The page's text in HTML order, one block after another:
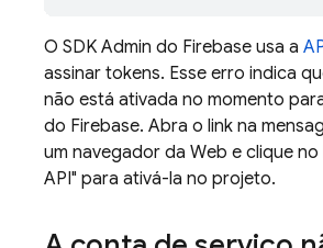
O SDK Admin do Firebase usa a
assinar tokens. Esse erro indica
não está ativada no momento
do Firebase. Abra o link na
um navegador da Web e clique
API" para ativá-la no projeto.